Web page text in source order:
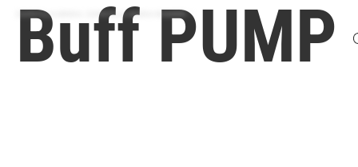
ZAPATILLA MODA | ZAPATILLA MODA HOMBRE
Buff PUMP